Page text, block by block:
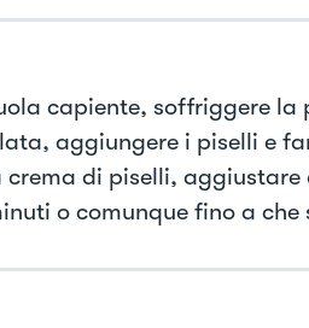
capiente, soffriggere
aggiungere i piselli e
di piselli, aggiustare
o comunque fino a che